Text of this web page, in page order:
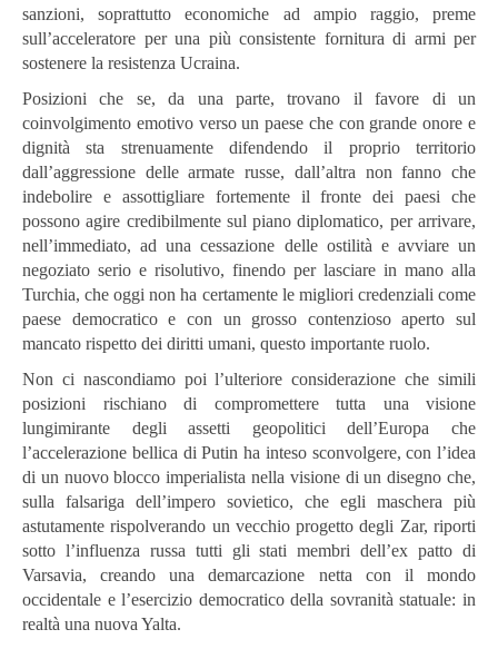
sanzioni, soprattutto economiche ad ampio raggio, preme
sull’acceleratore per una più consistente fornitura di armi per
sostenere la resistenza Ucraina.
Posizioni che se, da una parte, trovano il favore di un
coinvolgimento emotivo verso un paese che con grande onore e
dignità sta strenuamente difendendo il proprio territorio
dall’aggressione delle armate russe, dall’altra non fanno che
indebolire e assottigliare fortemente il fronte dei paesi che
possono agire credibilmente sul piano diplomatico, per arrivare,
nell’immediato, ad una cessazione delle ostilità e avviare un
negoziato serio e risolutivo, finendo per lasciare in mano alla
Turchia, che oggi non ha certamente le migliori credenziali come
paese democratico e con un grosso contenzioso aperto sul
mancato rispetto dei diritti umani, questo importante ruolo.
Non ci nascondiamo poi l’ulteriore considerazione che simili
posizioni rischiano di compromettere tutta una visione
lungimirante degli assetti geopolitici dell’Europa che
l’accelerazione bellica di Putin ha inteso sconvolgere, con l’idea
di un nuovo blocco imperialista nella visione di un disegno che,
sulla falsariga dell’impero sovietico, che egli maschera più
astutamente rispolverando un vecchio progetto degli Zar, riporti
sotto l’influenza russa tutti gli stati membri dell’ex patto di
Varsavia, creando una demarcazione netta con il mondo
occidentale e l’esercizio democratico della sovranità statuale: in
realtà una nuova Yalta.